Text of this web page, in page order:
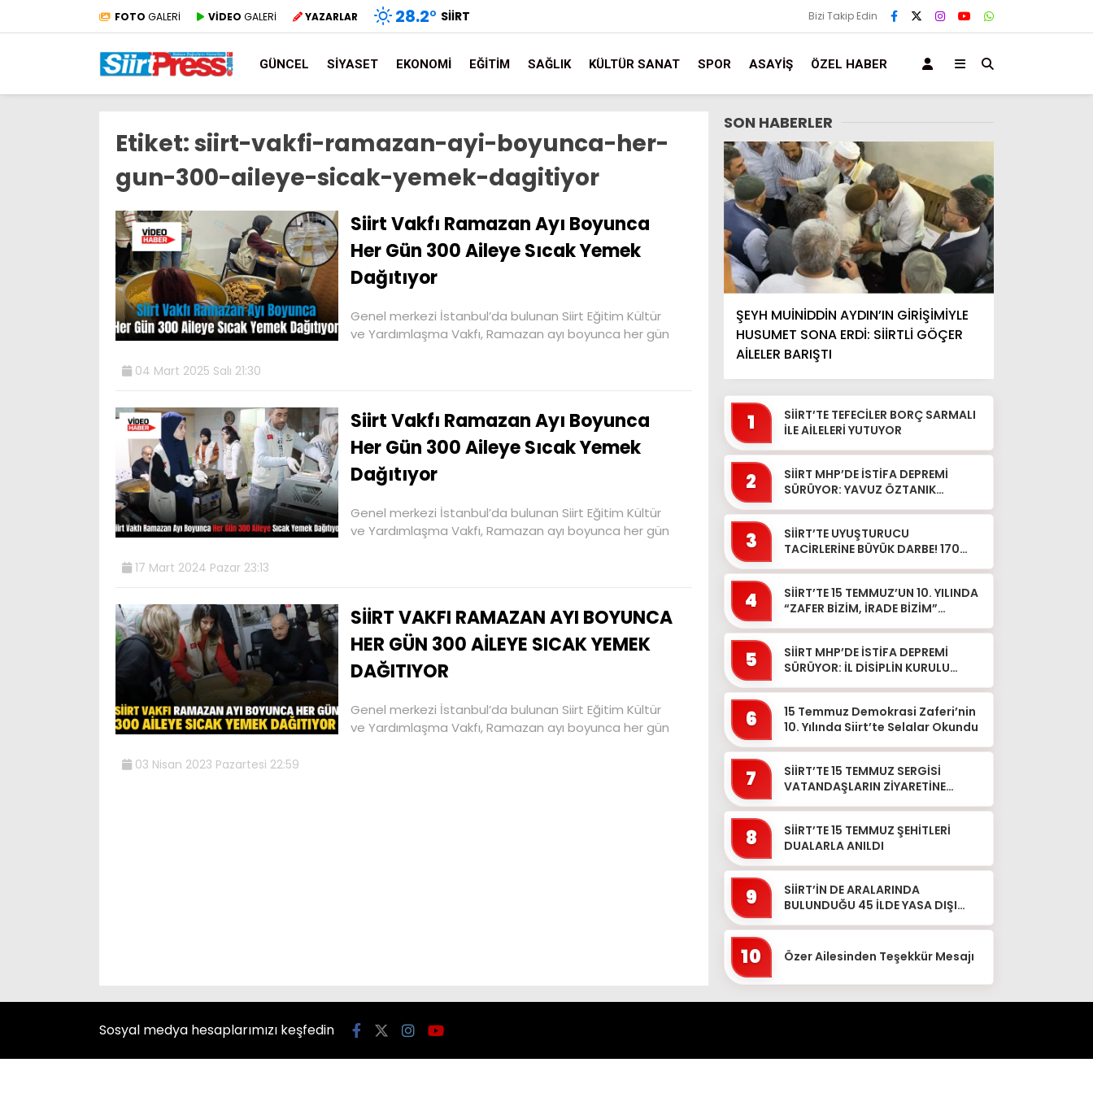
FOTO GALERİ VİDEO GALERİ YAZARLAR 28.2° SIIRT Bizi Takip Edin
GÜNCEL SIYASET EKONOMI EĞITIM SAĞLIK KÜLTÜR SANAT SPOR ASAYIŞ ÖZEL HABER
Etiket:siirt-vakfi-ramazan-ayi-boyunca-her-
gun-300-aileye-sicak-yemek-dagitiyor
Siirt Vakfı Ramazan Ayı Boyunca
Her Gün 300 Aileye Sıcak Yemek
Dağıtıyor
Genel merkezi İstanbul’da bulunan Siirt Eğitim Kültür
ve Yardımlaşma Vakfı, Ramazan ayı boyunca her gün
04 Mart 2025 Salı 21:30
Siirt Vakfı Ramazan Ayı Boyunca
Her Gün 300 Aileye Sıcak Yemek
Dağıtıyor
Genel merkezi İstanbul’da bulunan Siirt Eğitim Kültür
ve Yardımlaşma Vakfı, Ramazan ayı boyunca her gün
17 Mart 2024 Pazar 23:13
SİİRT VAKFI RAMAZAN AYI BOYUNCA
HER GÜN 300 AİLEYE SICAK YEMEK
DAĞITIYOR
Genel merkezi İstanbul’da bulunan Siirt Eğitim Kültür
ve Yardımlaşma Vakfı, Ramazan ayı boyunca her gün
03 Nisan 2023 Pazartesi 22:59
SON HABERLER
ŞEYH MUİNİDDİN AYDIN’IN GİRİŞİMİYLE
HUSUMET SONA ERDİ: SİİRTLİ GÖÇER
AİLELER BARIŞTI
1
SİİRT’TE TEFECİLER BORÇ SARMALI
İLE AİLELERİ YUTUYOR
2
SİİRT MHP’DE İSTİFA DEPREMİ
SÜRÜYOR: YAVUZ ÖZTANIK
3
SİİRT’TE UYUŞTURUCU
TACİRLERİNE BÜYÜK DARBE! 170
4
SİİRT’TE 15 TEMMUZ’UN 10. YILINDA
“ZAFER BİZİM, İRADE BİZİM”
5
SİİRT MHP’DE İSTİFA DEPREMİ
SÜRÜYOR: İL DİSİPLİN KURULU
6
15 Temmuz Demokrasi Zaferi’nin
10. Yılında Siirt’te Selalar Okundu
7
SİİRT’TE 15 TEMMUZ SERGİSİ
VATANDAŞLARIN ZİYARETİNE
8
SİİRT’TE 15 TEMMUZ ŞEHİTLERİ
DUALARLA ANILDI
9
SİİRT’İN DE ARALARINDA
BULUNDUĞU 45 İLDE YASA DIŞI
10 Özer Ailesinden Teşekkür Mesajı
Sosyal medya hesaplarımızı keşfedin